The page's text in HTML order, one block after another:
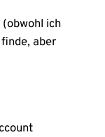
ich
aber